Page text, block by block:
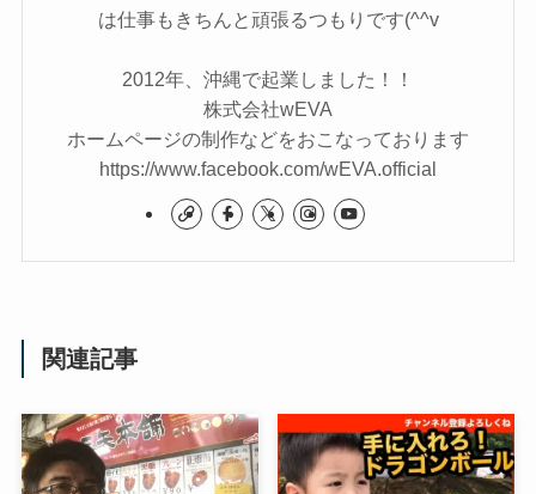
は仕事もきちんと頑張るつもりです(^^v
2012年、沖縄で起業しました！！
株式会社wEVA
ホームページの制作などをおこなっております
https://www.facebook.com/wEVA.official
関連記事